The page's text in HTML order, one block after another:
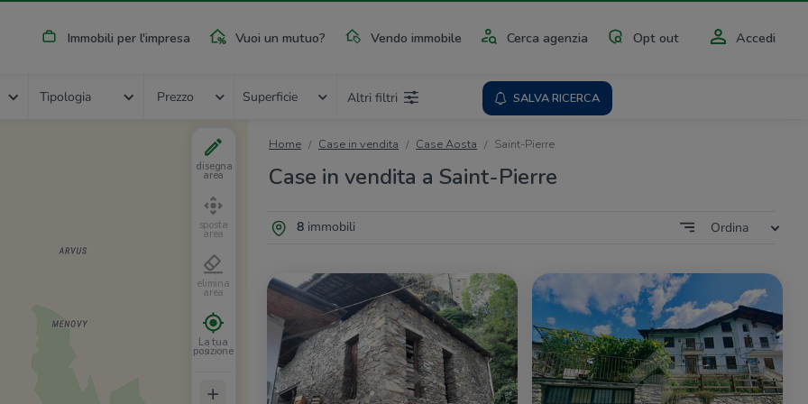
Immobili per l'impresa Vuoi un mutuo? Vendo immobile Cerca agenzia Opt out Accedi
Tipologia Prezzo Superficie Altri filtri SALVA RICERCA
Home Case in vendita Case Aosta Saint-Pierre
Case in vendita a Saint-Pierre
8immobili Ordina
disegna
area
sposta
area
elimina
area
La tua
posizione
+